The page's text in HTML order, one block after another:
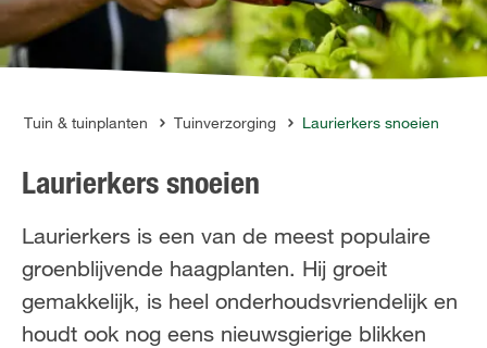
Thema's
Tot je dienst
Onderneming
Tuin & tuinplanten Tuinverzorging Laurierkers snoeien
Laurierkers snoeien
Laurierkers is een van de meest populaire
groenblijvende haagplanten. Hij groeit
gemakkelijk, is heel onderhoudsvriendelijk en
houdt ook nog eens nieuwsgierige blikken